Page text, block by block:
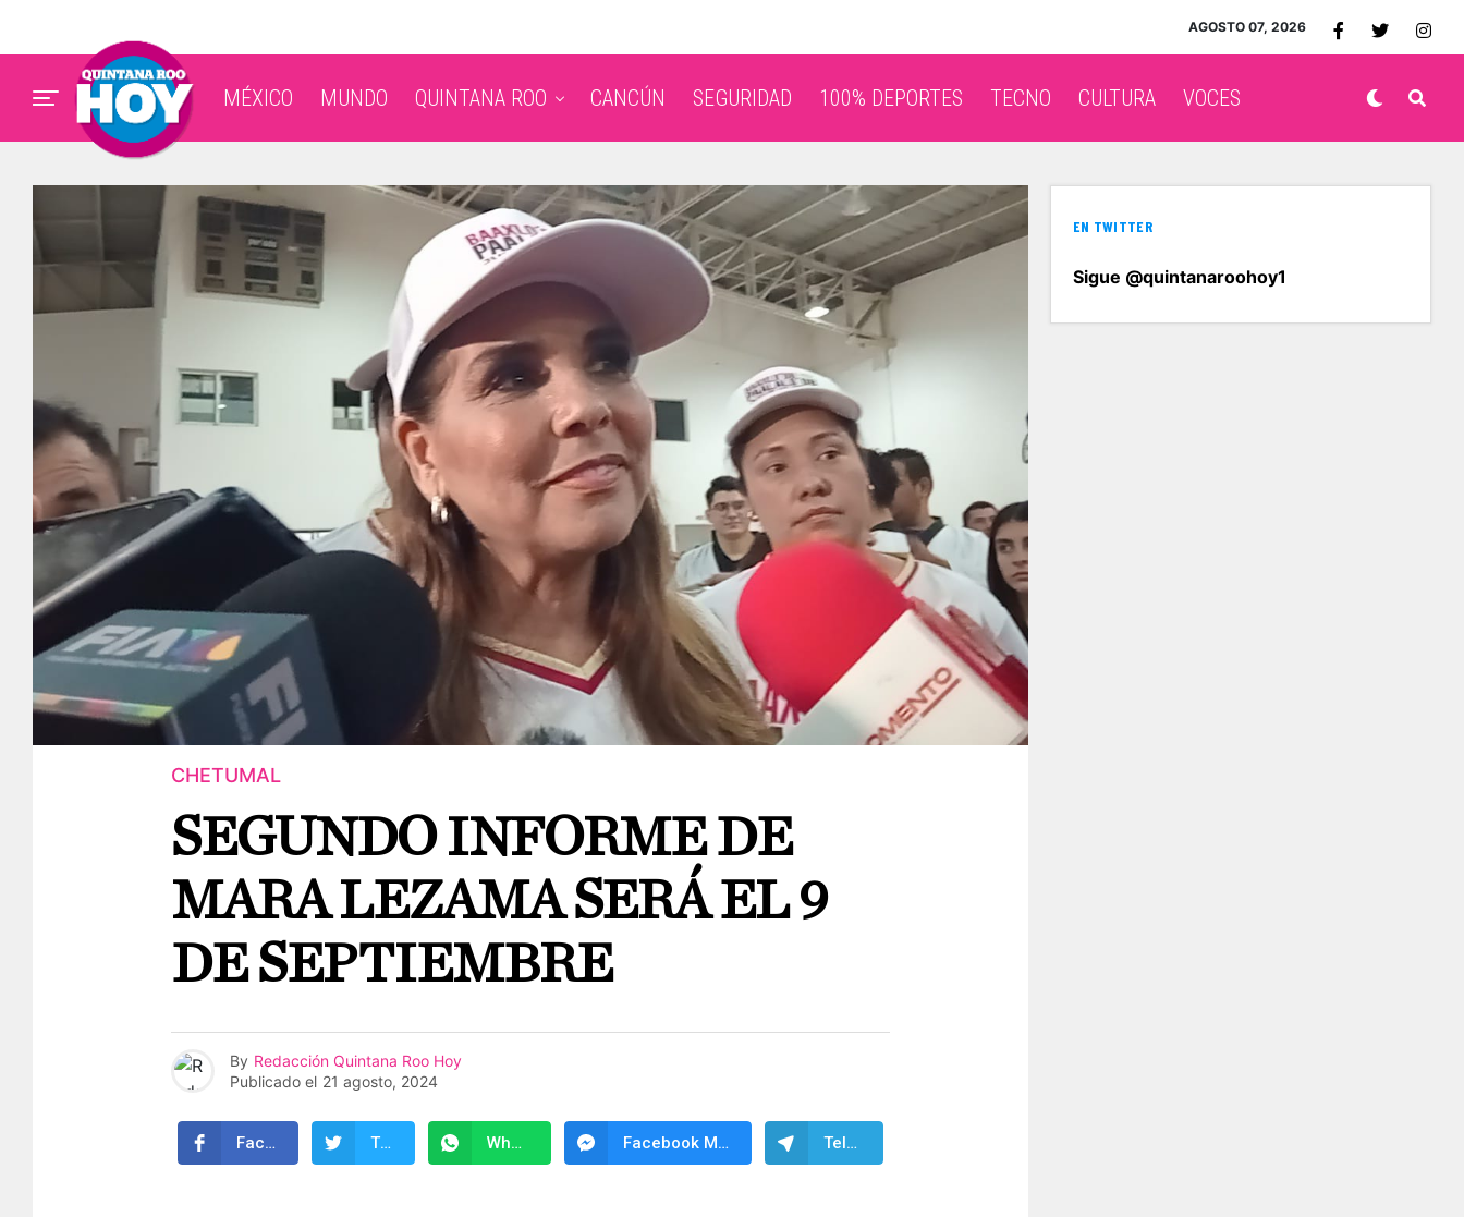
AGOSTO 07, 2026
MÉXICO MUNDO QUINTANA ROO CANCÚN SEGURIDAD 100% DEPORTES TECNO CULTURA VOCES
CHETUMAL
SEGUNDO INFORME DE
MARA LEZAMA SERÁ EL 9
DE SEPTIEMBRE
By Redacción Quintana Roo Hoy
Publicado el 21 agosto, 2024
Facebook Twitter WhatsApp Facebook Messenger Telegram
EN TWITTER
Sigue @quintanaroohoy1